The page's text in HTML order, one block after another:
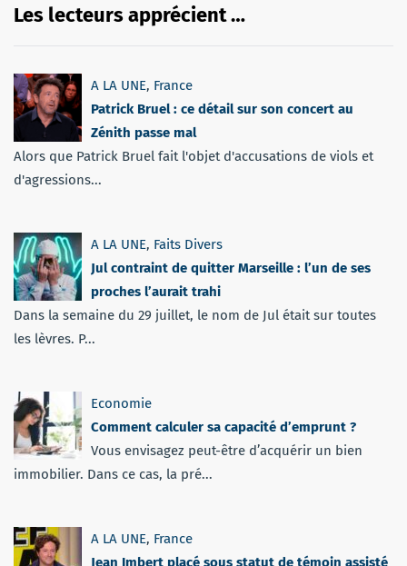
Les lecteurs apprécient …
A LA UNE, France
Patrick Bruel : ce détail sur son concert au
Zénith passe mal
Alors que Patrick Bruel fait l'objet d'accusations de viols et
d'agressions...
A LA UNE, Faits Divers
Jul contraint de quitter Marseille : l’un de ses
proches l’aurait trahi
Dans la semaine du 29 juillet, le nom de Jul était sur toutes
les lèvres. P...
Economie
Comment calculer sa capacité d’emprunt ?
Vous envisagez peut-être d’acquérir un bien
immobilier. Dans ce cas, la pré...
A LA UNE, France
Jean Imbert placé sous statut de témoin assisté